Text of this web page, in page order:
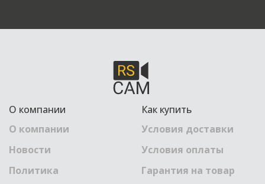
О компании
О компании
Новости
Политика
Как купить
Условия доставки
Условия оплаты
Гарантия на товар